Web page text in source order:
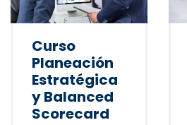
Curso
Planeación
Estratégica
y Balanced
Scorecard